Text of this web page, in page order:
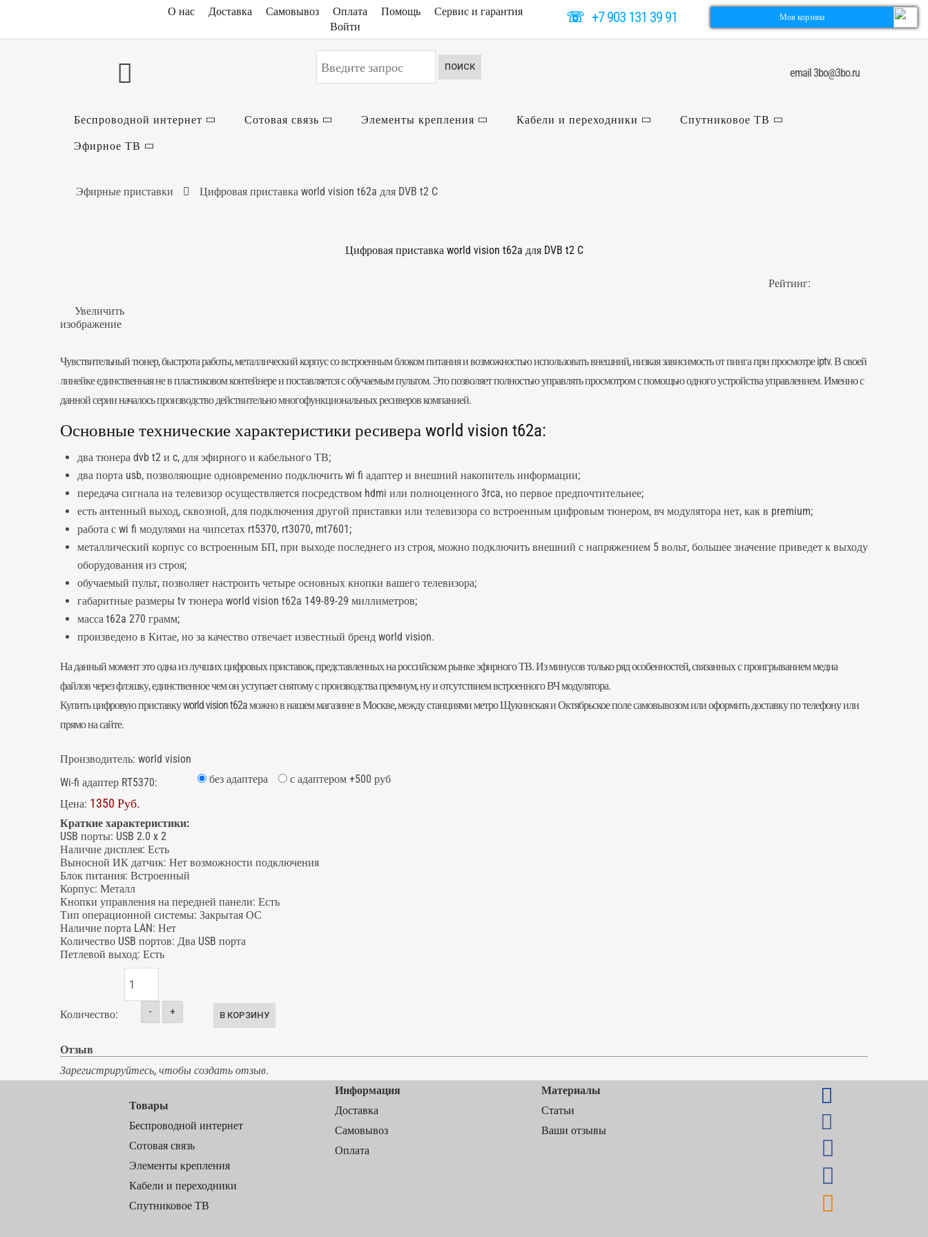
О нас Доставка Самовывоз Оплата Помощь
Сервис и гарантия
Войти
☏+7 903 131 39 91 Моя корзина
ПОИСК email 3bo@3bo.ru
Беспроводной интернет Сотовая связь Элементы крепления Кабели и переходники
Спутниковое ТВ
Эфирное ТВ
Эфирные приставки Цифровая приставка world vision t62a для DVB t2 C
Цифровая приставка world vision t62a для DVB t2 C
Рейтинг:
Увеличить
изображение
Чувствительный тюнер, быстрота работы, металлический корпус со встроенным блоком питания и возможностью использовать внешний, низкая зависимость от пинга при просмотре iptv. В своей
линейке единственная не в пластиковом контейнере и поставляется с обучаемым пультом. Это позволяет полностью управлять просмотром с помощью одного устройства управлением. Именно с
данной серии началось производство действительно многофункциональных ресиверов компанией.
Основные технические характеристики ресивера world vision t62a:
два тюнера dvb t2 и c, для эфирного и кабельного ТВ;
два порта usb, позволяющие одновременно подключить wi fi адаптер и внешний накопитель информации;
передача сигнала на телевизор осуществляется посредством hdmi или полноценного 3rca, но первое предпочтительнее;
есть антенный выход, сквозной, для подключения другой приставки или телевизора со встроенным цифровым тюнером, вч модулятора нет, как в premium;
работа с wi fi модулями на чипсетах rt5370, rt3070, mt7601;
металлический корпус со встроенным БП, при выходе последнего из строя, можно подключить внешний с напряжением 5 вольт, большее значение приведет к выходу
оборудования из строя;
обучаемый пульт, позволяет настроить четыре основных кнопки вашего телевизора;
габаритные размеры tv тюнера world vision t62a 149-89-29 миллиметров;
масса t62a 270 грамм;
произведено в Китае, но за качество отвечает известный бренд world vision.
На данный момент это одна из лучших цифровых приставок, представленных на российском рынке эфирного ТВ. Из минусов только ряд особенностей, связанных с проигрыванием медиа
файлов через флэшку, единственное чем он уступает снятому с производства премиум, ну и отсутствием встроенного ВЧ модулятора.
Купитьцифровую приставкуworld vision t62a можно в нашем магазине в Москве, между станциями метро Щукинская и Октябрьское поле самовывозом или оформить доставку по телефону или
прямо на сайте.
Производитель: world vision
Wi-fi адаптер RT5370:
без адаптера
с адаптером +500 руб
Цена: 1350 Руб.
Краткие характеристики:
USB порты: USB 2.0 x 2
Наличие дисплея: Есть
Выносной ИК датчик: Нет возможности подключения
Блок питания: Встроенный
Корпус: Металл
Кнопки управления на передней панели: Есть
Тип операционной системы: Закрытая ОС
Наличие порта LAN: Нет
Количество USB портов: Два USB порта
Петлевой выход: Есть
Количество: - +
Отзыв
Зарегистрируйтесь, чтобы создать отзыв.
Товары
Беспроводной интернет
Сотовая связь
Элементы крепления
Кабели и переходники
Спутниковое ТВ
Информация
Доставка
Самовывоз
Оплата
Материалы
Статьи
Ваши отзывы